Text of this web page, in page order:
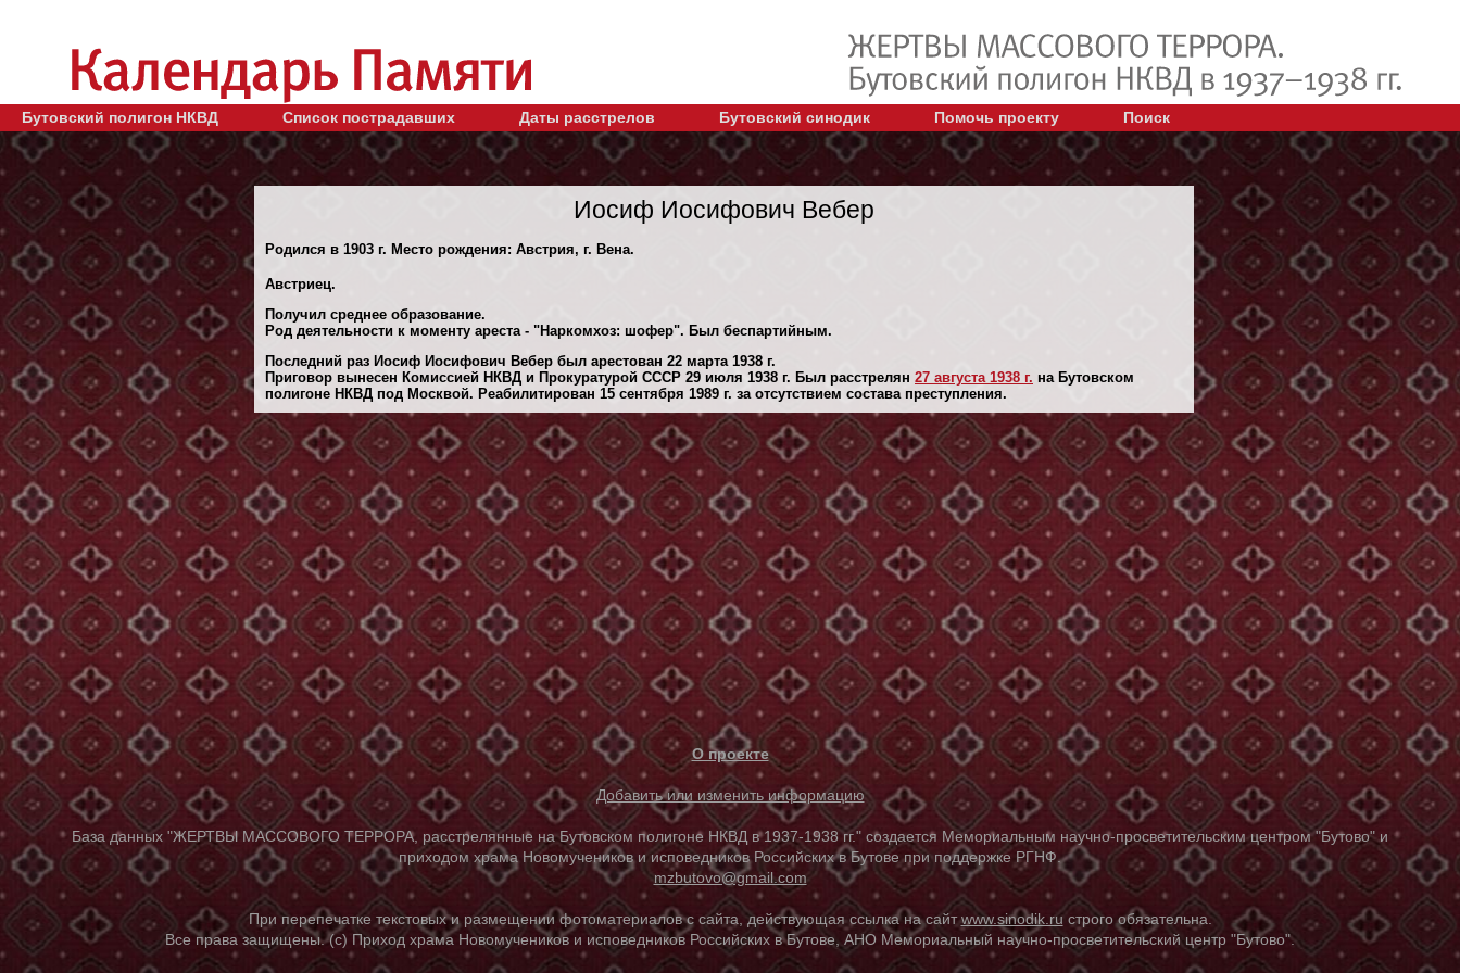
Бутовский полигон НКВД Список пострадавших Даты расстрелов Бутовский синодик Помочь проекту Поиск
Иосиф Иосифович Вебер
Родился в 1903 г. Место рождения: Австрия, г. Вена.
Австриец.
Получил среднее образование.
Род деятельности к моменту ареста - "Наркомхоз: шофер". Был беспартийным.
Последний раз Иосиф Иосифович Вебер был арестован 22 марта 1938 г.
Приговор вынесен Комиссией НКВД и Прокуратурой СССР 29 июля 1938 г. Был расстрелян 27 августа 1938 г. на Бутовском
полигоне НКВД под Москвой. Реабилитирован 15 сентября 1989 г. за отсутствием состава преступления.
О проекте
Добавить или изменить информацию
База данных "ЖЕРТВЫ МАССОВОГО ТЕРРОРА, расстрелянные на Бутовском полигоне НКВД в 1937-1938 гг." создается Мемориальным научно-просветительским центром "Бутово" и
приходом храма Новомучеников и исповедников Российских в Бутове при поддержке РГНФ.
mzbutovo@gmail.com
При перепечатке текстовых и размещении фотоматериалов с сайта, действующая ссылка на сайтwww.sinodik.ru строго обязательна.
Все права защищены. (с) Приход храма Новомучеников и исповедников Российских в Бутове, АНО Мемориальный научно-просветительский центр "Бутово".